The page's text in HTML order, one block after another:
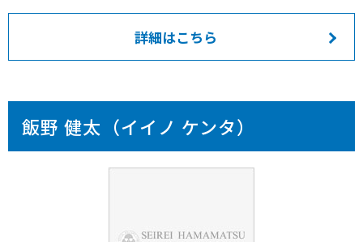
詳細はこちら
飯野 健太（イイノ ケンタ）